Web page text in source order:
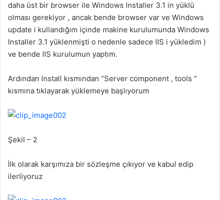
daha üst bir browser ile Windows Installer 3.1 in yüklü
olması gerekiyor , ancak bende browser var ve Windows
update i kullandığım içinde makine kurulumunda Windows
Installer 3.1 yüklenmişti o nedenle sadece IIS i yükledim )
ve bende IIS kurulumun yaptım.
Ardından Install kısmından “Server component , tools “
kısmına tıklayarak yüklemeye başlıyorum
Şekil – 2
İlk olarak karşımıza bir sözleşme çıkıyor ve kabul edip
ilerliyoruz